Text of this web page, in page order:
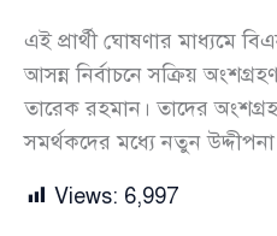
এই প্রার্থী ঘোষণার মাধ্যমে
আসন্ন নির্বাচনে সক্রিয়
তারেক রহমান। তাদের
সমর্থকদের মধ্যে নতুন উদ্দীপনা
Views: 6,997